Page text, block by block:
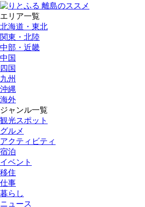
エリア一覧
北海道・東北
関東・北陸
中部・近畿
中国
四国
九州
沖縄
海外
ジャンル一覧
観光スポット
グルメ
アクティビティ
宿泊
イベント
移住
仕事
暮らし
ニュース